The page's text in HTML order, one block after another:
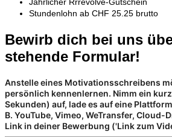
Stundenlohn ab CHF 25.25 brutto
Bewirb dich bei uns
stehende Formular!
Anstelle eines Motivationsschreibens
persönlich kennenlernen. Nimm ein
Sekunden) auf, lade es auf eine
B. YouTube, Vimeo, WeTransfer, Cloud-
Link in deiner Bewerbung ('Link zum